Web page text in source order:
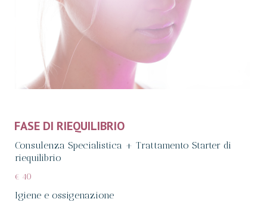
FASE DI RIEQUILIBRIO
Consulenza Specialistica + Trattamento Starter di
riequilibrio
€ 40
Igiene e ossigenazione